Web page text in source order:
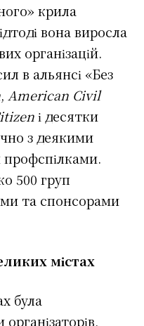
крила
вона виросла
організацій.
в альянсі «Без
, American Civil
і десятки
з деякими
профспілками.
500 груп
та спонсорами
містах
була